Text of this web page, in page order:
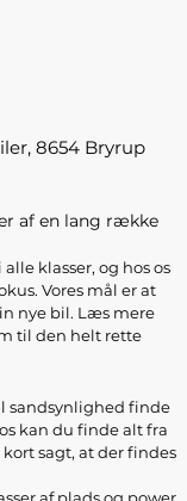
8654 Bryrup
af en lang række
klasser, og hos os
Vores mål er at
nye bil. Læs mere
til den helt rette
sandsynlighed finde
kan du finde alt fra
kort sagt, at der findes